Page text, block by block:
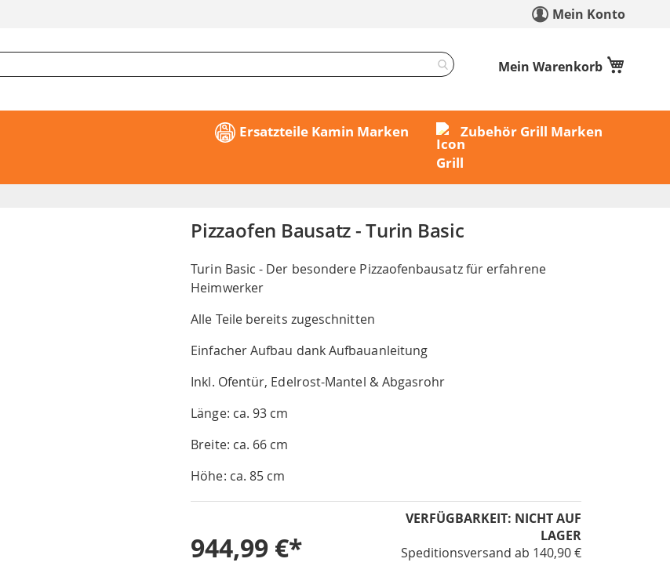
Mein Konto
Mein Warenkorb
Ersatzteile Kamin Marken Zubehör Grill Marken
Pizzaofen Bausatz - Turin Basic
Turin Basic - Der besondere Pizzaofenbausatz für erfahrene
Heimwerker
Alle Teile bereits zugeschnitten
Einfacher Aufbau dank Aufbauanleitung
Inkl. Ofentür, Edelrost-Mantel & Abgasrohr
Länge: ca. 93 cm
Breite: ca. 66 cm
Höhe: ca. 85 cm
VERFÜGBARKEIT: NICHT AUF
LAGER
Speditionsversand ab 140,90 €
944,99 €